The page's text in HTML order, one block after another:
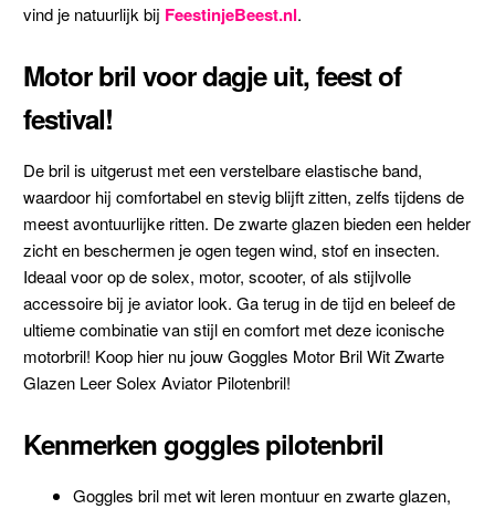
vind je natuurlijk bij FeestinjeBeest.nl.
Motor bril voor dagje uit, feest of
festival!
De bril is uitgerust met een verstelbare elastische band,
waardoor hij comfortabel en stevig blijft zitten, zelfs tijdens de
meest avontuurlijke ritten. De zwarte glazen bieden een helder
zicht en beschermen je ogen tegen wind, stof en insecten.
Ideaal voor op de solex, motor, scooter, of als stijlvolle
accessoire bij je aviator look. Ga terug in de tijd en beleef de
ultieme combinatie van stijl en comfort met deze iconische
motorbril! Koop hier nu jouw Goggles Motor Bril Wit Zwarte
Glazen Leer Solex Aviator Pilotenbril!
Kenmerken goggles pilotenbril
Goggles bril met wit leren montuur en zwarte glazen,